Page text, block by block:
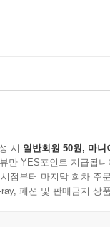
시 일반회원 50원, 마니
만 YES포인트 지급됩니
점부터 마지막 회차 주
패션 및 판매금지 상